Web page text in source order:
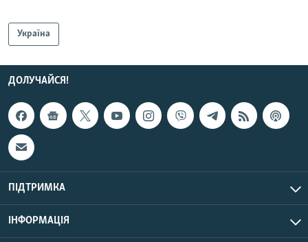
Україна
ДОЛУЧАЙСЯ!
ПІДТРИМКА
ІНФОРМАЦІЯ